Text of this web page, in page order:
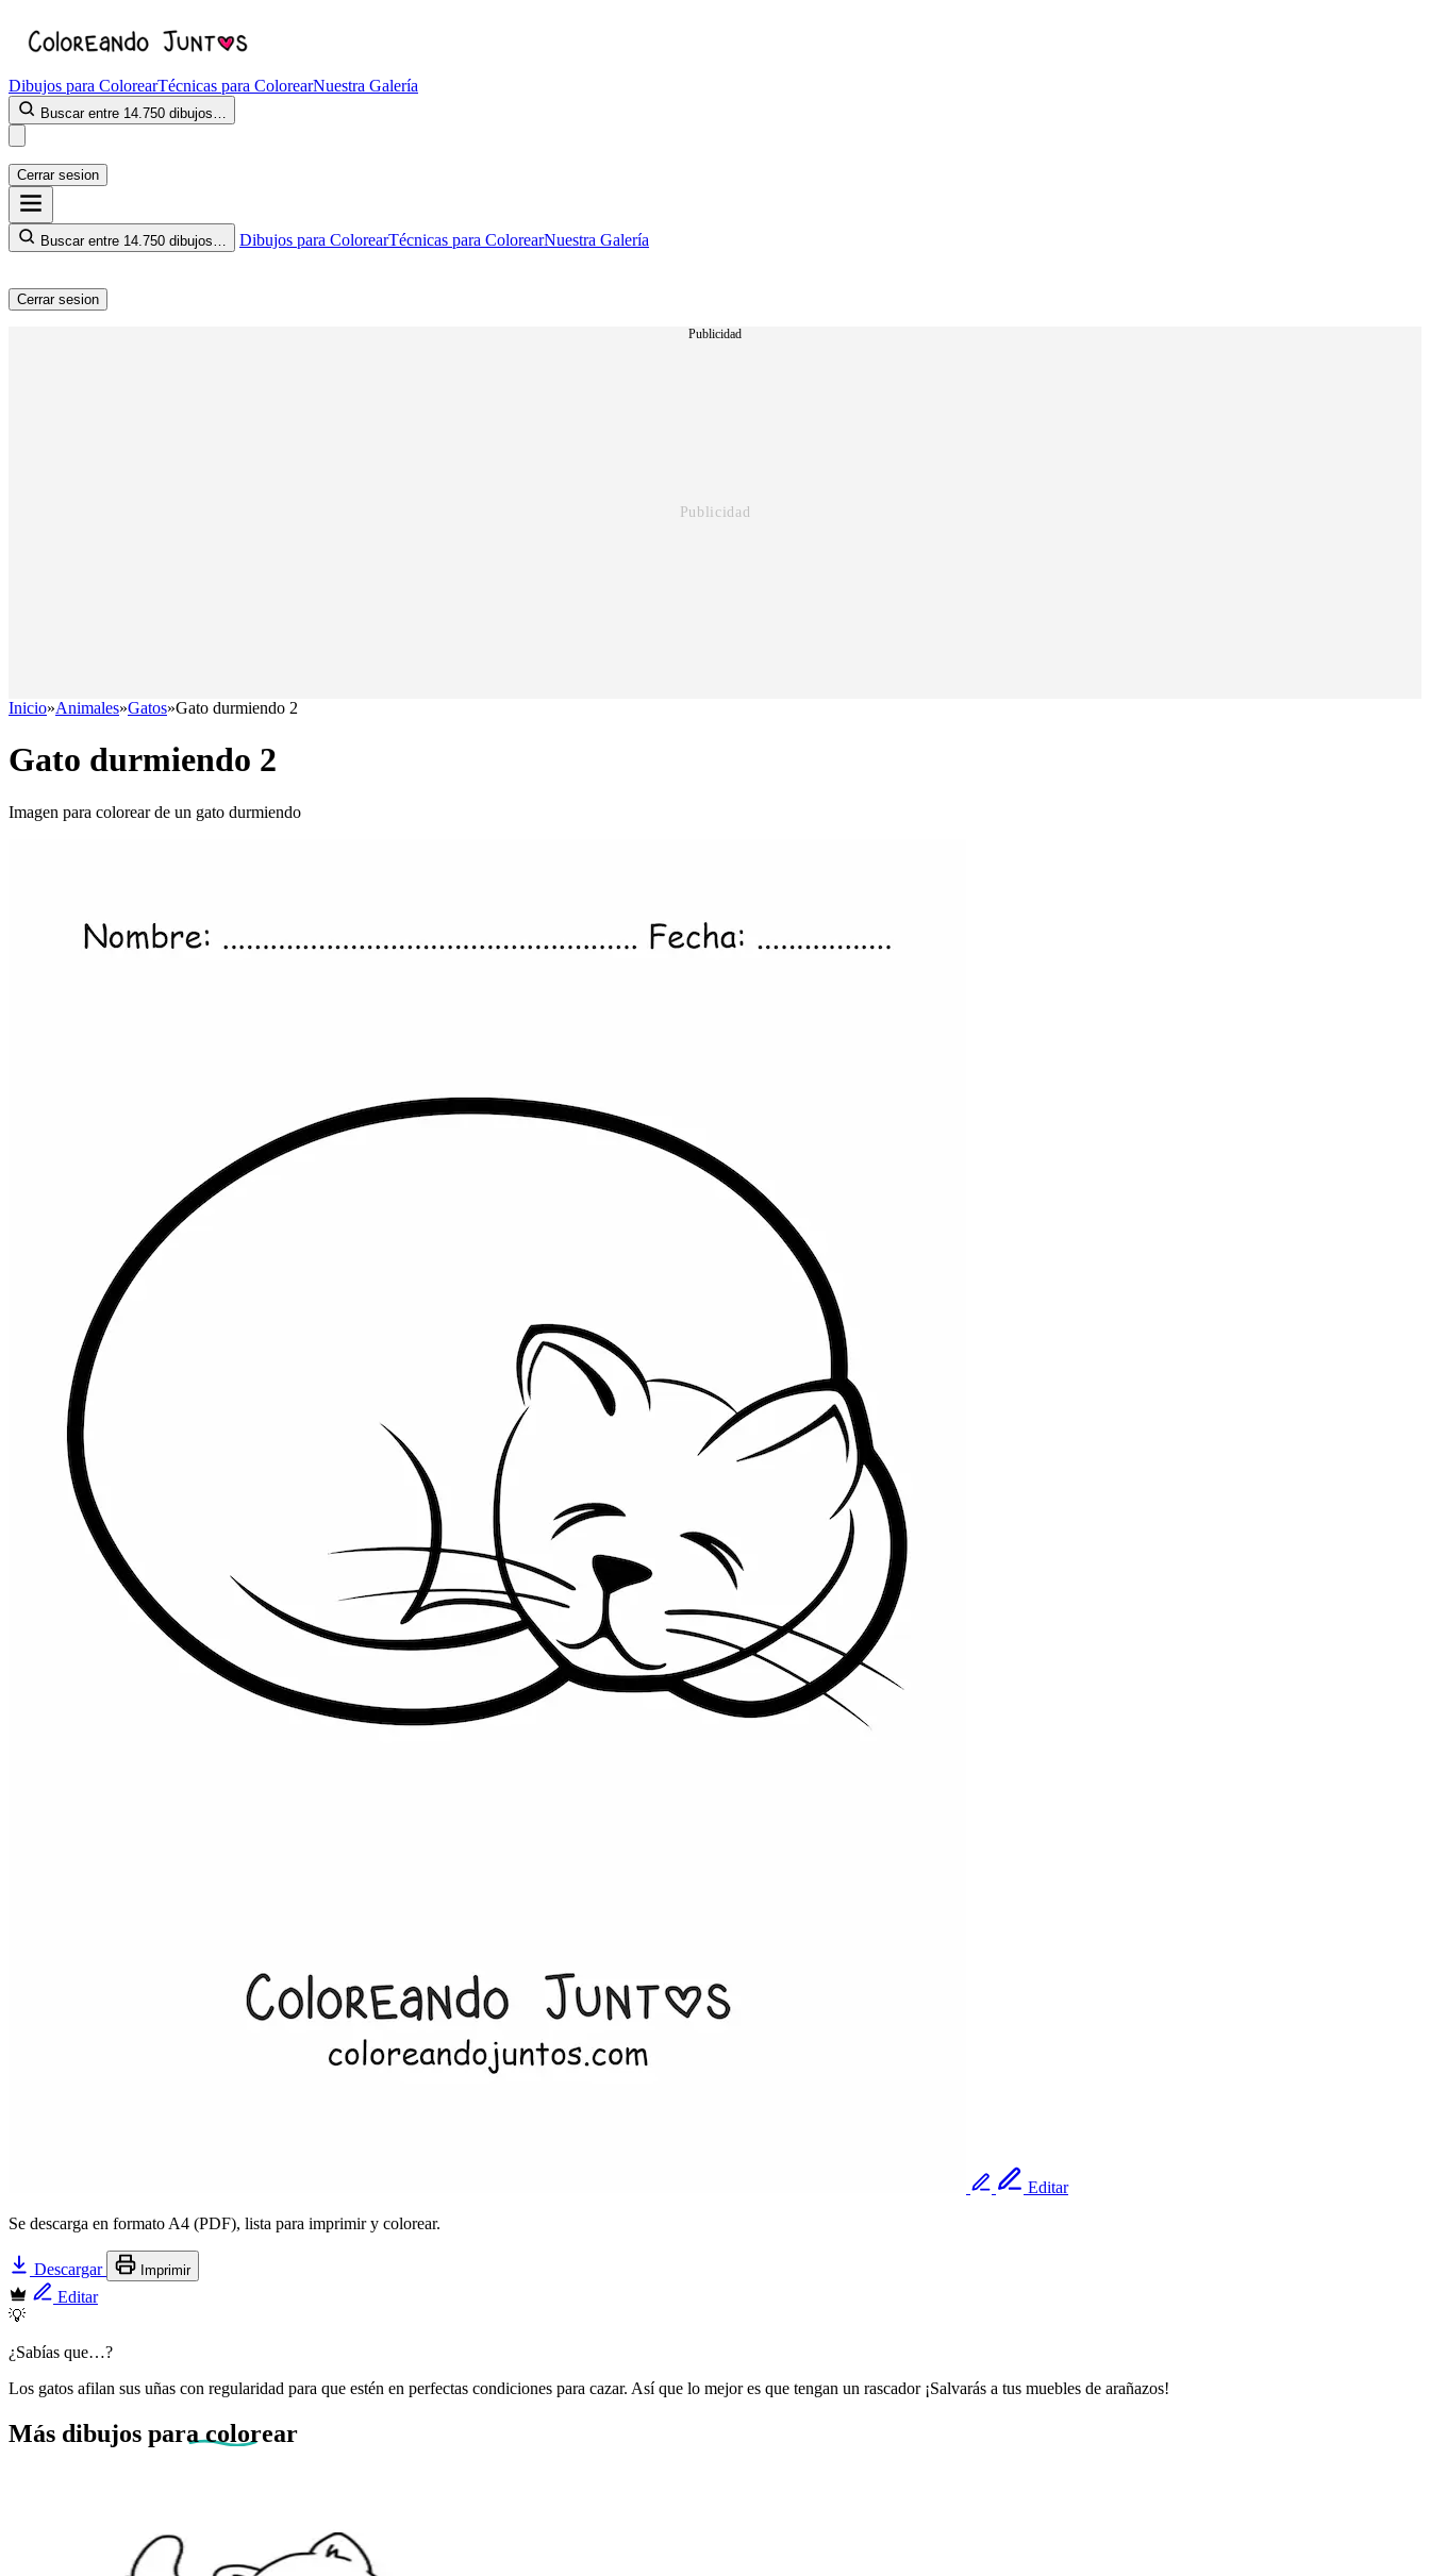
Dibujos para ColorearTécnicas para ColorearNuestra Galería
Buscar entre 14.750 dibujos…
Cerrar sesion
Buscar entre 14.750 dibujos… Dibujos para ColorearTécnicas para ColorearNuestra Galería
Cerrar sesion
Publicidad
Inicio»Animales»Gatos»Gato durmiendo 2
Gato durmiendo 2
Imagen para colorear de un gato durmiendo
Editar
Se descarga en formato A4 (PDF), lista para imprimir y colorear.
Descargar Imprimir
Editar
💡
¿Sabías que…?
Los gatos afilan sus uñas con regularidad para que estén en perfectas condiciones para cazar. Así que lo mejor es que tengan un rascador ¡Salvarás a tus muebles de arañazos!
Más dibujos para colorear